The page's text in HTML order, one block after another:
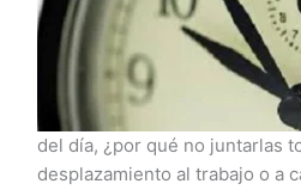
del día, ¿por qué no juntarlas
desplazamiento al trabajo o a